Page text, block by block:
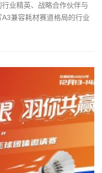
业精英、战略合作伙伴与
兼容耗材赛道格局的行业